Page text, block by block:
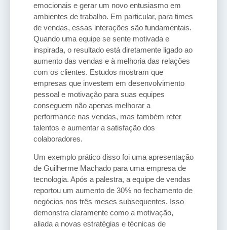
emocionais e gerar um novo entusiasmo em
ambientes de trabalho. Em particular, para times
de vendas, essas interações são fundamentais.
Quando uma equipe se sente motivada e
inspirada, o resultado está diretamente ligado ao
aumento das vendas e à melhoria das relações
com os clientes. Estudos mostram que
empresas que investem em desenvolvimento
pessoal e motivação para suas equipes
conseguem não apenas melhorar a
performance nas vendas, mas também reter
talentos e aumentar a satisfação dos
colaboradores.
Um exemplo prático disso foi uma apresentação
de Guilherme Machado para uma empresa de
tecnologia. Após a palestra, a equipe de vendas
reportou um aumento de 30% no fechamento de
negócios nos três meses subsequentes. Isso
demonstra claramente como a motivação,
aliada a novas estratégias e técnicas de